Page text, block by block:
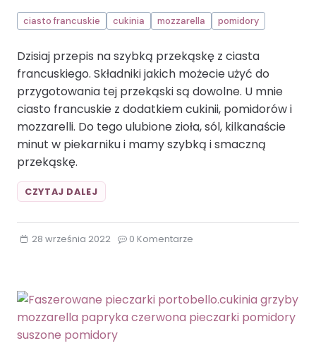
ciasto francuskie cukinia mozzarella pomidory
Dzisiaj przepis na szybką przekąskę z ciasta
francuskiego. Składniki jakich możecie użyć do
przygotowania tej przekąski są dowolne. U mnie
ciasto francuskie z dodatkiem cukinii, pomidorów i
mozzarelli. Do tego ulubione zioła, sól, kilkanaście
minut w piekarniku i mamy szybką i smaczną
przekąskę.
CZYTAJ DALEJSZYBKA
PRZEKĄSKA
FRANCUSKIEGO.CIASTO
POMIDORY
28 września 2022 0 Komentarze